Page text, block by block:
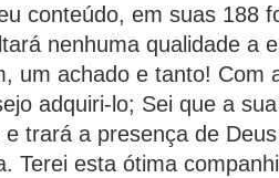
conteúdo, em suas 188
nenhuma qualidade a
um achado e tanto! Com
adquiri-lo; Sei que a
e trará a presença de
Terei esta ótima